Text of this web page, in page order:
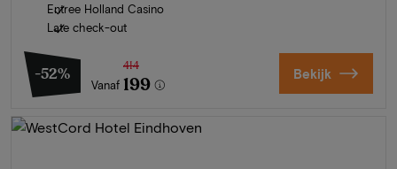
Entree Holland Casino
Late check-out
-52%
Vanaf
414
199 Bekijk